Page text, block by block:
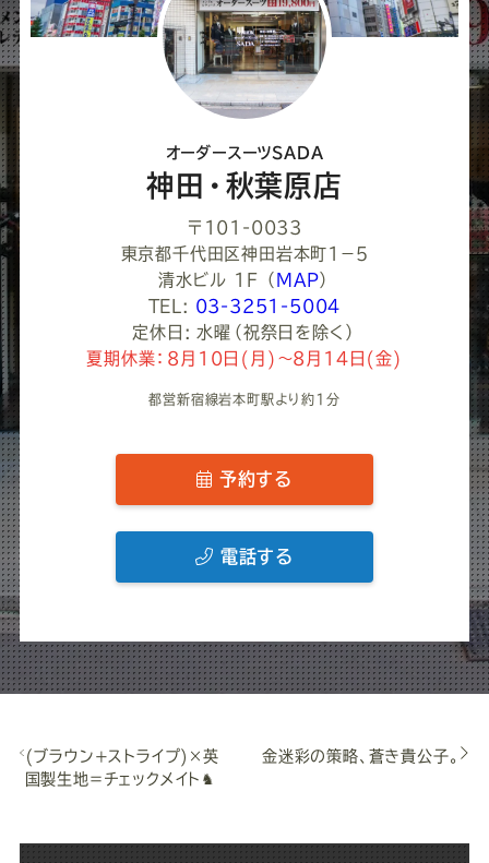
て
く
だ
い
オーダースーツSADA
神田・秋葉原店
〒101-0033
東京都千代田区神田岩本町1−５
清水ビル 1F
（ MAP）
TEL: 03-3251-5004
定休日: 水曜（祝祭日を除く）
夏期休業：8月10日(月)～8月14日(金)
都営新宿線岩本町駅より約1分
予約する
電話する
(ブラウン+ストライプ)×英
国製生地＝チェックメイト♞
金迷彩の策略、蒼き貴公子。